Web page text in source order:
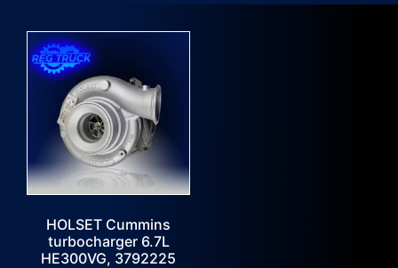
HOLSET Cummins
turbocharger 6.7L
HE300VG, 3792225